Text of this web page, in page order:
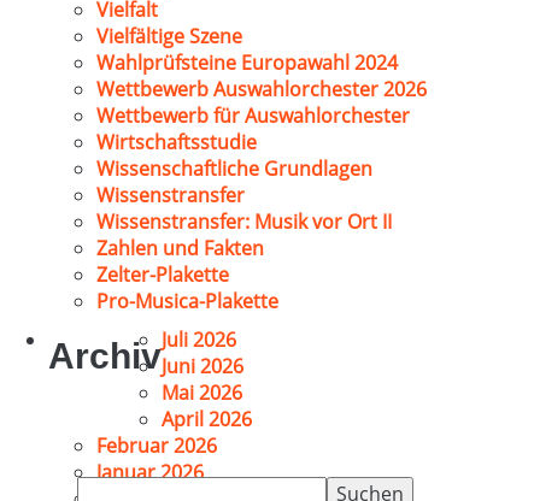
Vielfalt
Vielfältige Szene
Wahlprüfsteine Europawahl 2024
Wettbewerb Auswahlorchester 2026
Wettbewerb für Auswahlorchester
Wirtschaftsstudie
Wissenschaftliche Grundlagen
Wissenstransfer
Wissenstransfer: Musik vor Ort II
Zahlen und Fakten
Zelter-Plakette
Pro-Musica-Plakette
ArchivJuli 2026
Juni 2026
Mai 2026
April 2026
Februar 2026
Januar 2026